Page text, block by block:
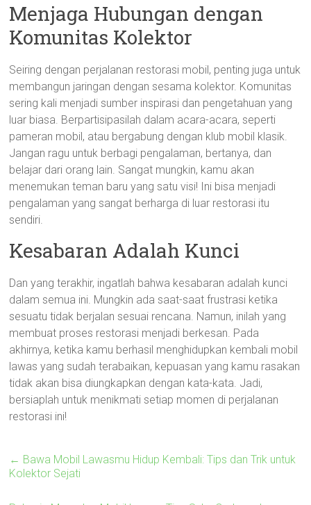
Menjaga Hubungan dengan
Komunitas Kolektor
Seiring dengan perjalanan restorasi mobil, penting juga untuk
membangun jaringan dengan sesama kolektor. Komunitas
sering kali menjadi sumber inspirasi dan pengetahuan yang
luar biasa. Berpartisipasilah dalam acara-acara, seperti
pameran mobil, atau bergabung dengan klub mobil klasik.
Jangan ragu untuk berbagi pengalaman, bertanya, dan
belajar dari orang lain. Sangat mungkin, kamu akan
menemukan teman baru yang satu visi! Ini bisa menjadi
pengalaman yang sangat berharga di luar restorasi itu
sendiri.
Kesabaran Adalah Kunci
Dan yang terakhir, ingatlah bahwa kesabaran adalah kunci
dalam semua ini. Mungkin ada saat-saat frustrasi ketika
sesuatu tidak berjalan sesuai rencana. Namun, inilah yang
membuat proses restorasi menjadi berkesan. Pada
akhirnya, ketika kamu berhasil menghidupkan kembali mobil
lawas yang sudah terabaikan, kepuasan yang kamu rasakan
tidak akan bisa diungkapkan dengan kata-kata. Jadi,
bersiaplah untuk menikmati setiap momen di perjalanan
restorasi ini!
← Bawa Mobil Lawasmu Hidup Kembali: Tips dan Trik untuk
Kolektor Sejati